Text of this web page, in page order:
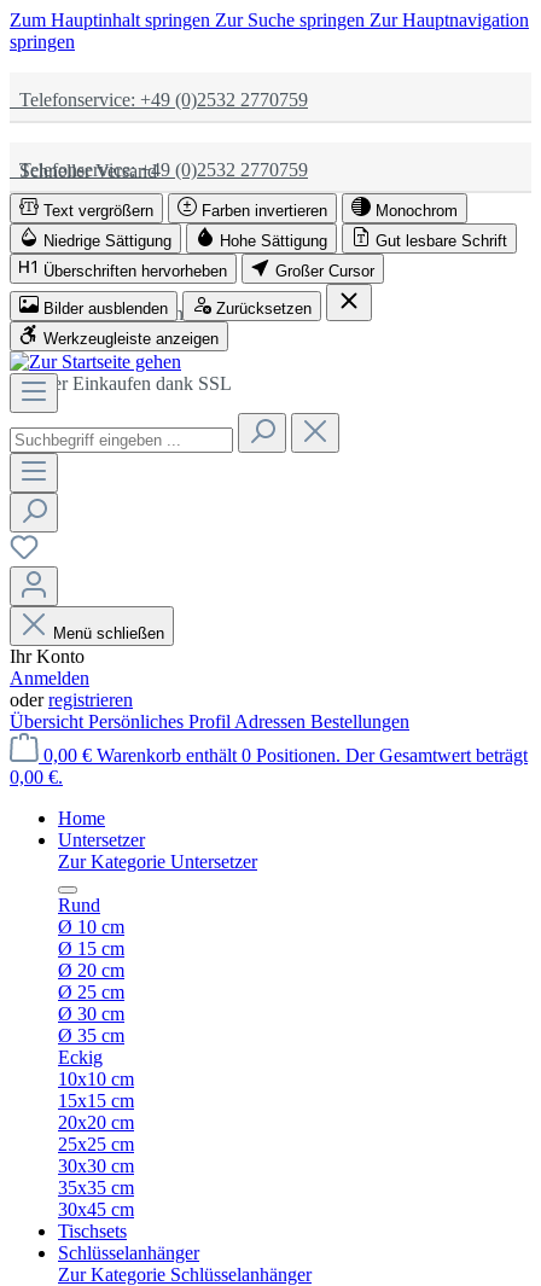
Zum Hauptinhalt springen Zur Suche springen Zur Hauptnavigation
springen
Telefonservice: +49 (0)2532 2770759
Schneller Versand
Partnerschaftlich
Sicher Einkaufen dank SSL
Telefonservice: +49 (0)2532 2770759
Schneller Versand
Partnerschaftlich
Sicher Einkaufen dank SSL
Text vergrößern Farben invertieren
Monochrom
Niedrige Sättigung
Hohe Sättigung
Gut lesbare Schrift
Überschriften hervorheben
Großer Cursor
Bilder ausblenden
Zurücksetzen
Werkzeugleiste anzeigen
Menü schließen
Ihr Konto
Anmelden
oderregistrieren
Übersicht Persönliches Profil Adressen Bestellungen
0,00 € Warenkorb enthält 0 Positionen. Der Gesamtwert beträgt
0,00 €.
Home
Untersetzer
Zur Kategorie Untersetzer
Rund
Ø 10 cm
Ø 15 cm
Ø 20 cm
Ø 25 cm
Ø 30 cm
Ø 35 cm
Eckig
10x10 cm
15x15 cm
20x20 cm
25x25 cm
30x30 cm
35x35 cm
30x45 cm
Tischsets
Schlüsselanhänger
Zur Kategorie Schlüsselanhänger